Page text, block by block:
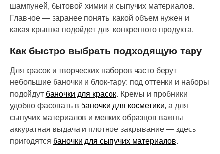
шампуней, бытовой химии и сыпучих материалов.
Главное — заранее понять, какой объем нужен и
какая крышка подойдет для конкретного продукта.
Как быстро выбрать подходящую тару
Для красок и творческих наборов часто берут
небольшие баночки и блок-тару: под оттенки и наборы
подойдут баночки для красок. Кремы и пробники
удобно фасовать в баночки для косметики, а для
сыпучих материалов и мелких образцов важны
аккуратная выдача и плотное закрывание — здесь
пригодятся баночки для сыпучих материалов.